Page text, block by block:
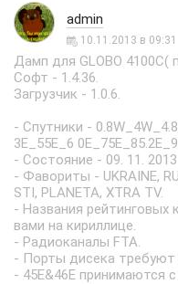
admin
10.11.2013 в 09:31
Дамп для GLOBO 4100C(
Софт - 1.4.36.
Загрузчик - 1.0.6.
- Спутники -
3E_55Е_6
- Состояние - 09. 11. 2013
- Фавориты - UKRAINE,
STI, PLANETA, XTRA TV.
- Названия рейтинговых
вами на кириллице.
- Радиоканалы FTA.
- Порты дисека требуют
- 45Е&46E принимаются